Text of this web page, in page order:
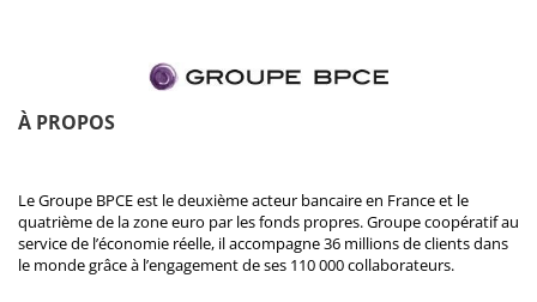
À PROPOS
Le Groupe BPCE est le deuxième acteur bancaire en France et le
quatrième de la zone euro par les fonds propres. Groupe coopératif au
service de l’économie réelle, il accompagne 36 millions de clients dans
le monde grâce à l’engagement de ses 110 000 collaborateurs.